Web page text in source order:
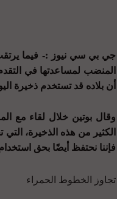
جي بي سي نيوز :- فيما يرتقب
المنضب لمساعدتها في
أن بلاده قد تستخدم ذخيرة
وقال بوتين خلال لقاء مع
الكثير من هذه الذخيرة،
فإننا نحتفظ أيضًا بحق
تجاوز الخطوط الحمراء